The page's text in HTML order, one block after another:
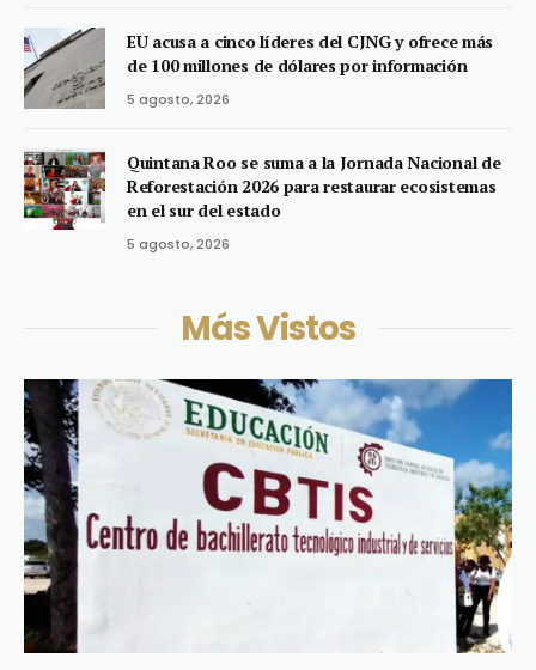
EU acusa a cinco líderes del CJNG y ofrece más
de 100 millones de dólares por información
5 agosto, 2026
Quintana Roo se suma a la Jornada Nacional de
Reforestación 2026 para restaurar ecosistemas
en el sur del estado
5 agosto, 2026
Más Vistos